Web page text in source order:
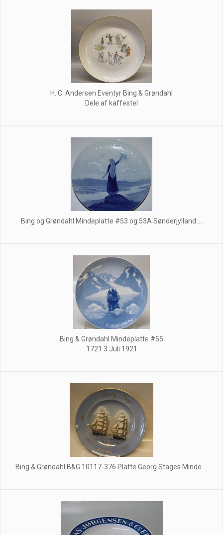
H. C. Andersen Eventyr Bing & Grøndahl
Dele af kaffestel
Bing og Grøndahl Mindeplatte #53 og 53A Sønderjylland ...
Bing & Grøndahl Mindeplatte #55
1721 3 Juli 1921
Bing & Grøndahl B&G 10117-376 Platte Georg Stages Minde ...